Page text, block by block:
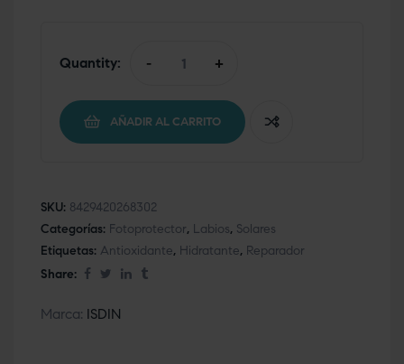
Quantity: - +
AÑADIR AL CARRITO
SKU: 8429420268302
Categorías: Fotoprotector, Labios, Solares
Etiquetas: Antioxidante, Hidratante, Reparador
Share:
Marca: ISDIN